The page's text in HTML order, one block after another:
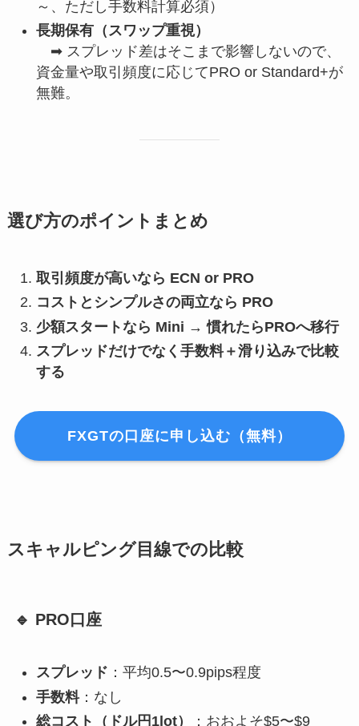
～、ただし手数料計算必須）
長期保有（スワップ重視）
➡ スプレッド差はそこまで影響しないので、
資金量や取引頻度に応じてPRO or Standard+が
無難。
選び方のポイントまとめ
取引頻度が高いなら ECN or PRO
コストとシンプルさの両立なら PRO
少額スタートなら Mini → 慣れたらPROへ移行
スプレッドだけでなく手数料＋滑り込みで比較
する
FXGTの口座に申し込む（無料）
スキャルピング目線での比較
🔹 PRO口座
スプレッド ：平均0.5〜0.9pips程度
手数料：なし
総コスト（ドル円1lot）
：おおよそ$5〜$9